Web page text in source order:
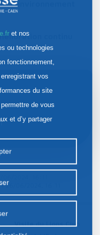
l’environnement
continu
:26/06/2024, 16:11
Visite du Lions Club
et nos
ou technologies
fonctionnement,
vos
du site
de vous
et d’y partager
site ou ceux de
non classés